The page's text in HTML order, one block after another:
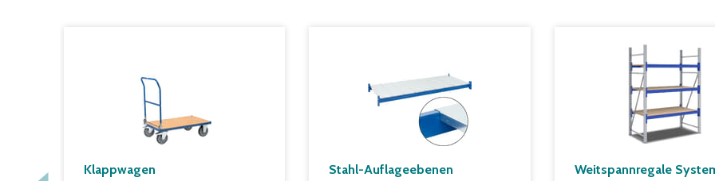
Klappwagen Stahl-Auflageebenen Weitspannregale